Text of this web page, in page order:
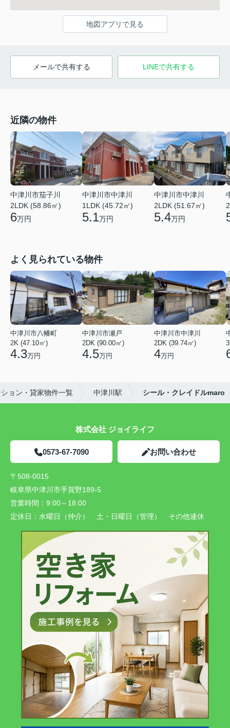
地図アプリで見る
メールで共有する LINEで共有する
近隣の物件
中津川市茄子川
2LDK (58.86㎡)
6万円
中津川市中津川
1LDK (45.72㎡)
5.1万円
中津川市中津川
2LDK (51.67㎡)
5.4万円
よく見られている物件
中津川市八幡町
2K (47.10㎡)
4.3万円
中津川市瀬戸
2DK (90.00㎡)
4.5万円
中津川市中津川
2DK (39.74㎡)
4万円
ョン・貸家物件一覧 中津川駅 シール・クレイドルmaro
株式会社 ジョイライフ
0573-67-7090 お問い合わせ
〒508-0015
岐阜県中津川市手賀野189-5
営業時間： 9:00～18:00
定休日： 水曜日（仲介） 土・日曜日（管理） その他連休